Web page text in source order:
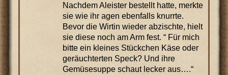
Nachdem Aleister bestellt hatte, merkte
sie wie ihr agen ebenfalls knurrte.
Bevor die Wirtin wieder abzischte, hielt
sie diese noch am Arm fest. “ Für mich
bitte ein kleines Stückchen Käse oder
geräuchterten Speck? Und ihre
Gemüsesuppe schaut lecker aus….“